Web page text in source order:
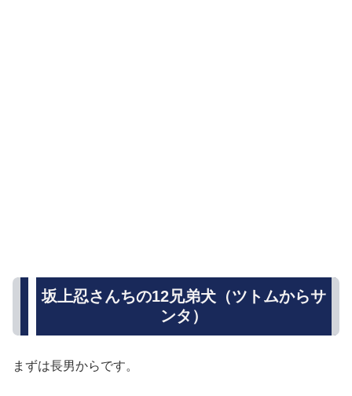
坂上忍さんちの12兄弟犬（ツトムからサ
ンタ）
まずは長男からです。